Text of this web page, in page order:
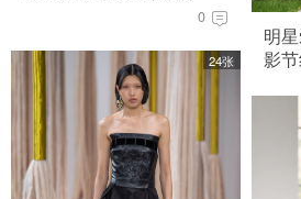
0
24张
明
影